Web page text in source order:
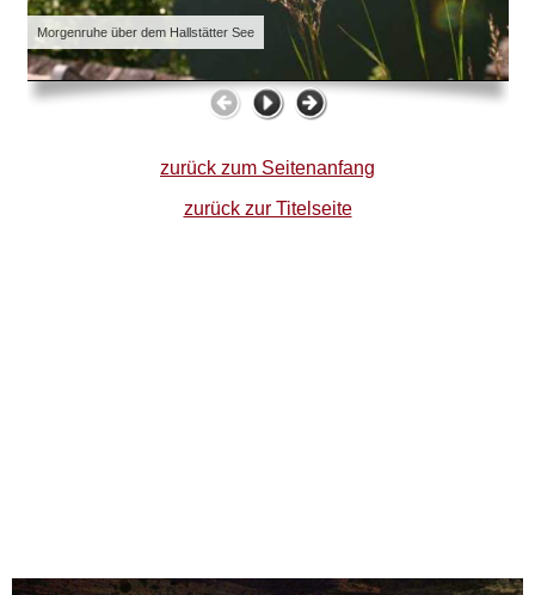
Morgenruhe über dem Hallstätter See
zurück zum Seitenanfang
zurück zur Titelseite